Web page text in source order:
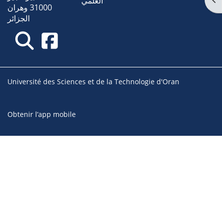
31000 وهران
الجزائر
Université des Sciences et de la Technologie d'Oran
Obtenir l’app mobile